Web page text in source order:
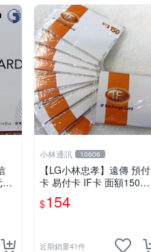
小林通訊 10606
【LG小林忠孝】遠傳 預付
卡 易付卡 IF卡 面額150元
(儲值卡/補充卡)
$154
近期銷量41件